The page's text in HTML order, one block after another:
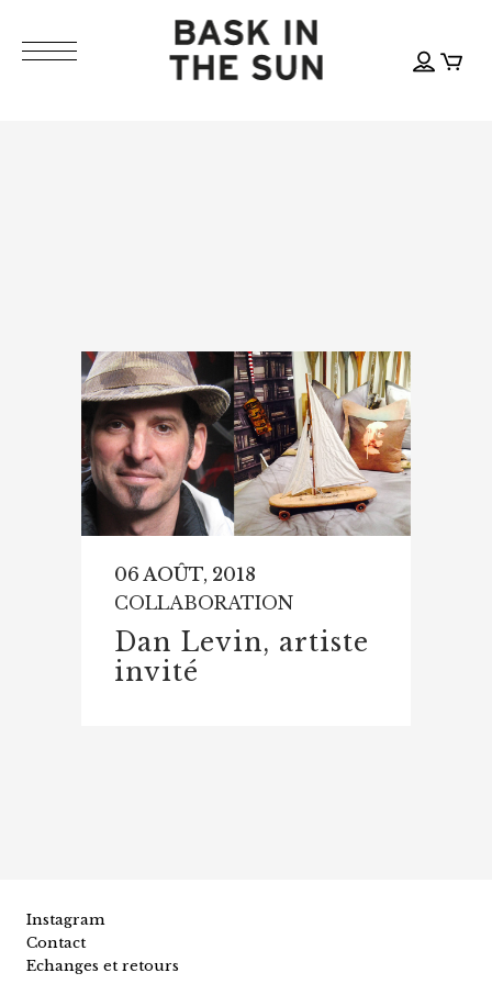
06 AOÛT, 2018
COLLABORATION
Dan Levin, artiste
invité
Instagram
Contact
Echanges et retours